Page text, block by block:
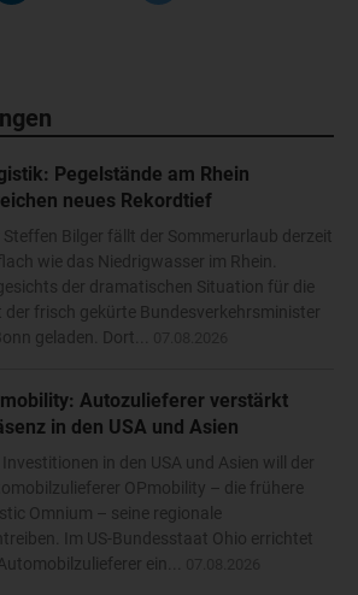
Pegelstände am Rhein
neues Rekordtief
Steffen Bilger fällt der Sommerurlaub derzeit
wie das Niedrigwasser im Rhein.
der dramatischen Situation für die
frisch gekürte Bundesverkehrsminister
geladen. Dort...
Autozulieferer verstärkt
in den USA und Asien
in den USA und Asien will der
OPmobility – die frühere
Omnium – seine regionale
Im US-Bundesstaat Ohio errichtet
ein...